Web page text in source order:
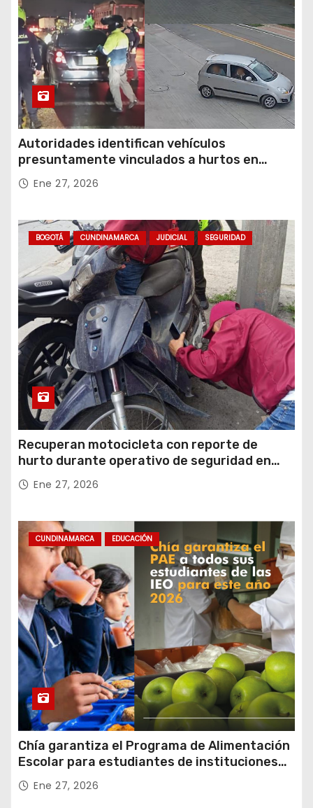
Autoridades identifican vehículos
presuntamente vinculados a hurtos en
conjuntos residenciales de Zipaquirá
Ene 27, 2026
BOGOTÁ CUNDINAMARCA JUDICIAL SEGURIDAD
Recuperan motocicleta con reporte de
hurto durante operativo de seguridad en
Rafael Uribe Uribe
Ene 27, 2026
CUNDINAMARCA EDUCACIÓN
Chía garantiza el Programa de Alimentación
Escolar para estudiantes de instituciones
oficiales
Ene 27, 2026